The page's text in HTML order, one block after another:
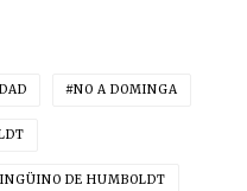
NO A DOMINGA
DE HUMBOLDT